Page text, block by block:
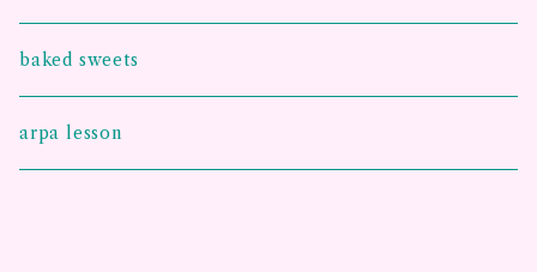
王様のシフォンケーキ
お手紙シフォンケーキ
baked sweets
arpa lesson